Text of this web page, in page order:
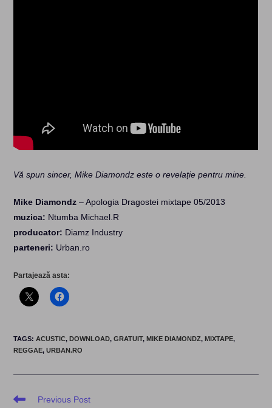
Vă spun sincer, Mike Diamondz este o revelație pentru mine.
Mike Diamondz – Apologia Dragostei mixtape 05/2013
muzica: Ntumba Michael.R
producator: Diamz Industry
parteneri: Urban.ro
Partajează asta:
TAGS:ACUSTIC, DOWNLOAD, GRATUIT, MIKE DIAMONDZ, MIXTAPE,
REGGAE, URBAN.RO
Read
Previous Post